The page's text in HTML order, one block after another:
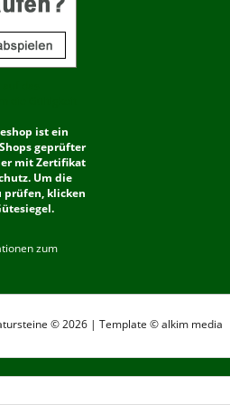
ist ein
geprüfter
mit Zertifikat
Um die
prüfen, klicken
zum
© 2026 | Template © alkim media